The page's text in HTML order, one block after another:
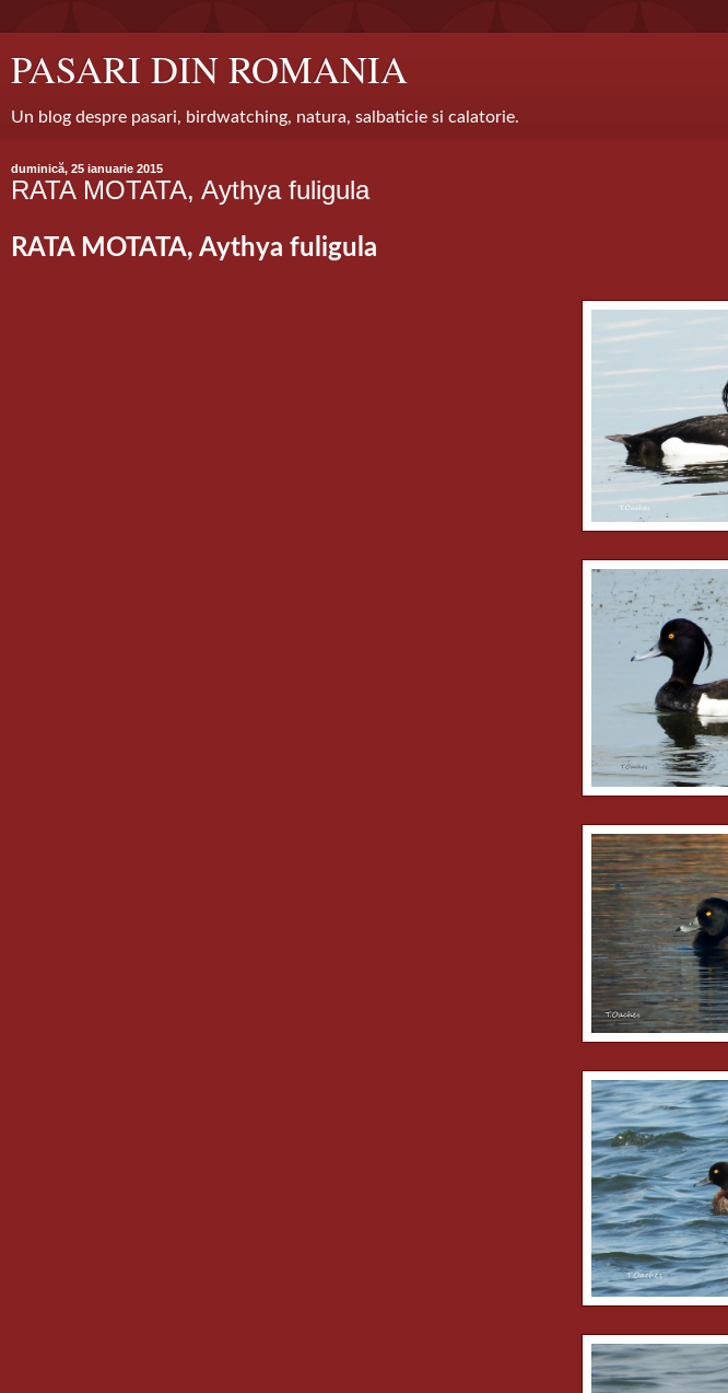
PASARI DIN ROMANIA
Un blog despre pasari, birdwatching, natura, salbaticie si calatorie.
duminică, 25 ianuarie 2015
RATA MOTATA, Aythya fuligula
RATA MOTATA, Aythya fuligula